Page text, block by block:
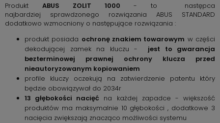
Produkt ABUS ZOLIT 1000 - to następca
najbardziej sprawdzonego rozwiązania ABUS STANDARD
dodatkowo wzmocniony o następujące rozwiązania :
produkt posiada ochronę znakiem towarowym w części
dekodującej zamek na kluczu - jest to gwarancja
bezterminowej prawnej ochrony klucza przed
nieautoryzowanym kopiowaniem
profile kluczy oczekują na zatwierdzenie patentu który
będzie obowiązywał do 2034r
13 głębokości nacięć na każdej zapadce - większość
produktów ma maksymalnie 10 głębokości , dodatkowe 3
nacięcia zwiększają znacząco możliwości systemu